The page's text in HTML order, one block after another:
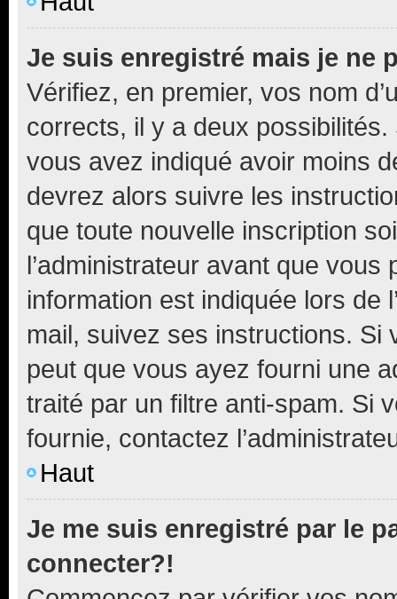
Je suis enregistré mais je ne
Vérifiez, en premier, vos nom
corrects, il y a deux
vous avez indiqué avoir moins
devrez alors suivre les
que toute nouvelle inscription
l’administrateur avant que
information est indiquée lors de
mail, suivez ses instructions. Si
peut que vous ayez fourni une
traité par un filtre anti-spam. Si
fournie, contactez
Haut
Je me suis enregistré par le
connecter?!